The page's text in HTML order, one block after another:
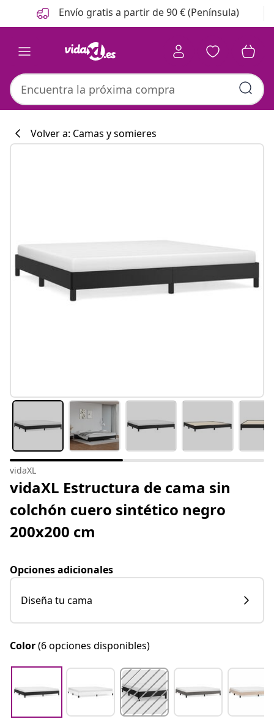
Anterior
Siguiente Envío gratis a partir de 90 € (Península)
Volver a: Camas y somieres
vidaXL
vidaXL Estructura de cama sin
colchón cuero sintético negro
200x200 cm
Opciones adicionales
Diseña tu cama
Color(6 opciones disponibles)